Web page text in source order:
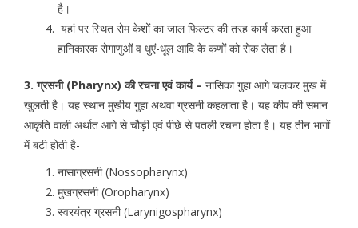
है।
यहां पर स्थित रोम केशों का जाल फिल्टर की तरह कार्य करता हुआ
हानिकारक रोगाणुओं व धुएं-धूल आदि के कणों को रोक लेता है।
3. ग्रसनी (Pharynx) की रचना एवं कार्य – नासिका गुहा आगे चलकर मुख में
खुलती है। यह स्थान मुखीय गुहा अथवा ग्रसनी कहलाता है। यह कीप की समान
आकृति वाली अर्थात आगे से चौड़ी एवं पीछे से पतली रचना होता है। यह तीन भागों
में बटी होती है-
नासाग्रसनी (Nossopharynx)
मुखग्रसनी (Oropharynx)
स्वरयंत्र ग्रसनी (Larynigospharynx)